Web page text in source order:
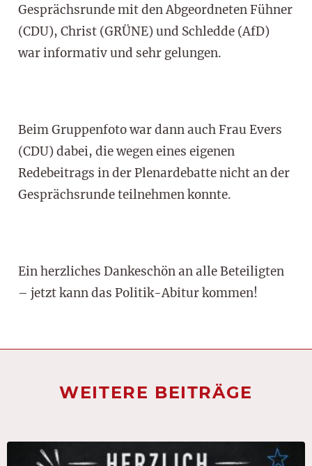
Gesprächsrunde mit den Abgeordneten Fühner
(CDU), Christ (GRÜNE) und Schledde (AfD)
war informativ und sehr gelungen.
Beim Gruppenfoto war dann auch Frau Evers
(CDU) dabei, die wegen eines eigenen
Redebeitrags in der Plenardebatte nicht an der
Gesprächsrunde teilnehmen konnte.
Ein herzliches Dankeschön an alle Beteiligten
– jetzt kann das Politik-Abitur kommen!
WEITERE BEITRÄGE